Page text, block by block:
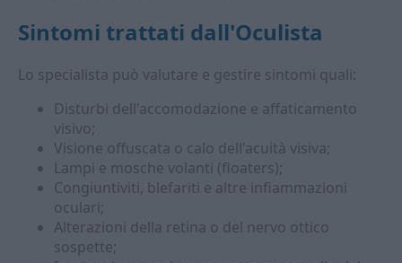
Sintomi trattati dall'Oculista
Lo specialista può valutare e gestire sintomi quali:
Disturbi dell'accomodazione e affaticamento
visivo;
Visione offuscata o calo dell'acuità visiva;
Lampi e mosche volanti (floaters);
Congiuntiviti, blefariti e altre infiammazioni
oculari;
Alterazioni della retina o del nervo ottico
sospette;